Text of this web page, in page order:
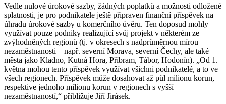
Vedle nulové úrokové sazby, žádných poplatků a možnosti odložené
splatnosti, je pro podnikatele ještě připraven finanční příspěvek na
úhradu úrokové sazby u komerčního úvěru. Ten doposud mohly
využívat pouze podniky realizující svůj projekt v některém ze
zvýhodněných regionů (tj. v okresech s nadprůměrnou mírou
nezaměstnanosti – např. severní Morava, severní Čechy, ale také
města jako Kladno, Kutná Hora, Příbram, Tábor, Hodonín). „Od 1.
května mohou tento příspěvek využívat všichni podnikatelé, a to ve
všech regionech. Příspěvek může dosahovat až půl milionu korun,
respektive jednoho milionu korun v regionech s vyšší
nezaměstnaností,“ přibližuje Jiří Jirásek.